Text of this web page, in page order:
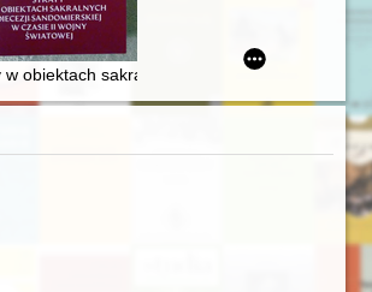
Bajram" (1958) Roberta Stando
w obiektach sakralnych dekanatu